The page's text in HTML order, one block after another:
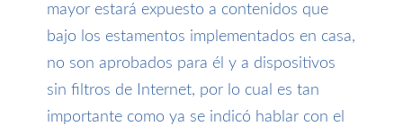
mayor estará expuesto a contenidos que
bajo los estamentos implementados en casa,
no son aprobados para él y a dispositivos
sin filtros de Internet, por lo cual es tan
importante como ya se indicó hablar con el